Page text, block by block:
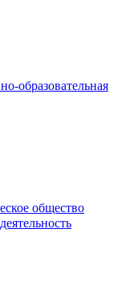
образовательная
общество